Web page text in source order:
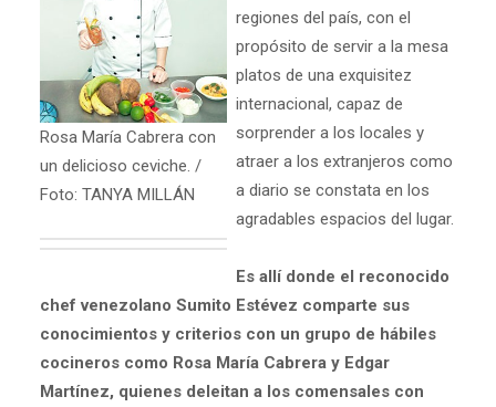
Rosa María Cabrera con
un delicioso ceviche. /
Foto: TANYA MILLÁN
regiones del país, con el
propósito de servir a la mesa
platos de una exquisitez
internacional, capaz de
sorprender a los locales y
atraer a los extranjeros como
a diario se constata en los
agradables espacios del lugar.
Es allí donde el reconocido
chef venezolano Sumito Estévez comparte sus
conocimientos y criterios con un grupo de hábiles
cocineros como Rosa María Cabrera y Edgar
Martínez, quienes deleitan a los comensales con